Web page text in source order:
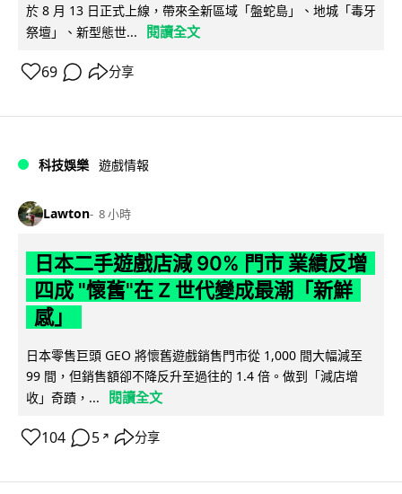
於 8 月 13 日正式上線，帶來全新區域「盤蛇島」、地城「毒牙
祭壇」、新型態世...
閱讀全文
69 分享
科技娛樂 遊戲情報
Lawton 8 小時
日本二手遊戲店減 90% 門市 業績反增
四成 "懷舊"在 Z 世代變成最潮「新鮮
感」
日本零售巨頭 GEO 將懷舊遊戲銷售門市從 1,000 間大幅減至
99 間，但銷售額卻不降反升至過往的 1.4 倍。做到「減店增
收」奇蹟，...
閱讀全文
104 5 ↗ 分享